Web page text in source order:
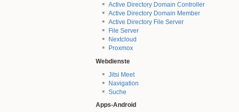
Active Directory Domain Controller
Active Directory Domain Member
Active Directory File Server
File Server
Nextcloud
Proxmox
Webdienste
Jitsi Meet
Navigation
Suche
Apps-Android